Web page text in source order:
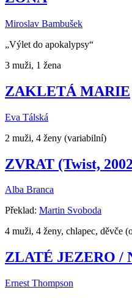
Miroslav Bambušek
„Výlet do apokalypsy“
3 muži, 1 žena
ZAKLETÁ MARIE
Eva Tálská
2 muži, 4 ženy (variabilní)
ZVRAT (Twist,
Alba Branca
Překlad: Martin Svoboda
4 muži, 4 ženy, chlapec, děvče
ZLATÉ JEZERO /
Ernest Thompson